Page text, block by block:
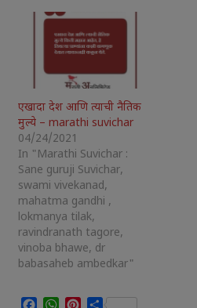
एखादा देश आणि त्याची नैतिक
मुल्ये – marathi suvichar
04/24/2021
In "Marathi Suvichar :
Sane guruji Suvichar,
swami vivekanad,
mahatma gandhi ,
lokmanya tilak,
ravindranath tagore,
vinoba bhawe, dr
babasaheb ambedkar"
Facebook
WhatsApp
Pinterest
Share